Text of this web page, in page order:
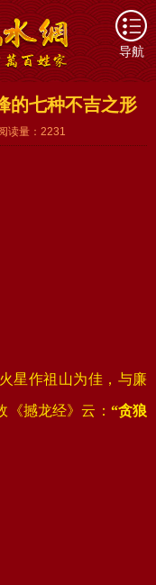
导航
的七种不吉之形
读量：2231
星作祖山为佳，与廉
《撼龙经》云： “贪狼